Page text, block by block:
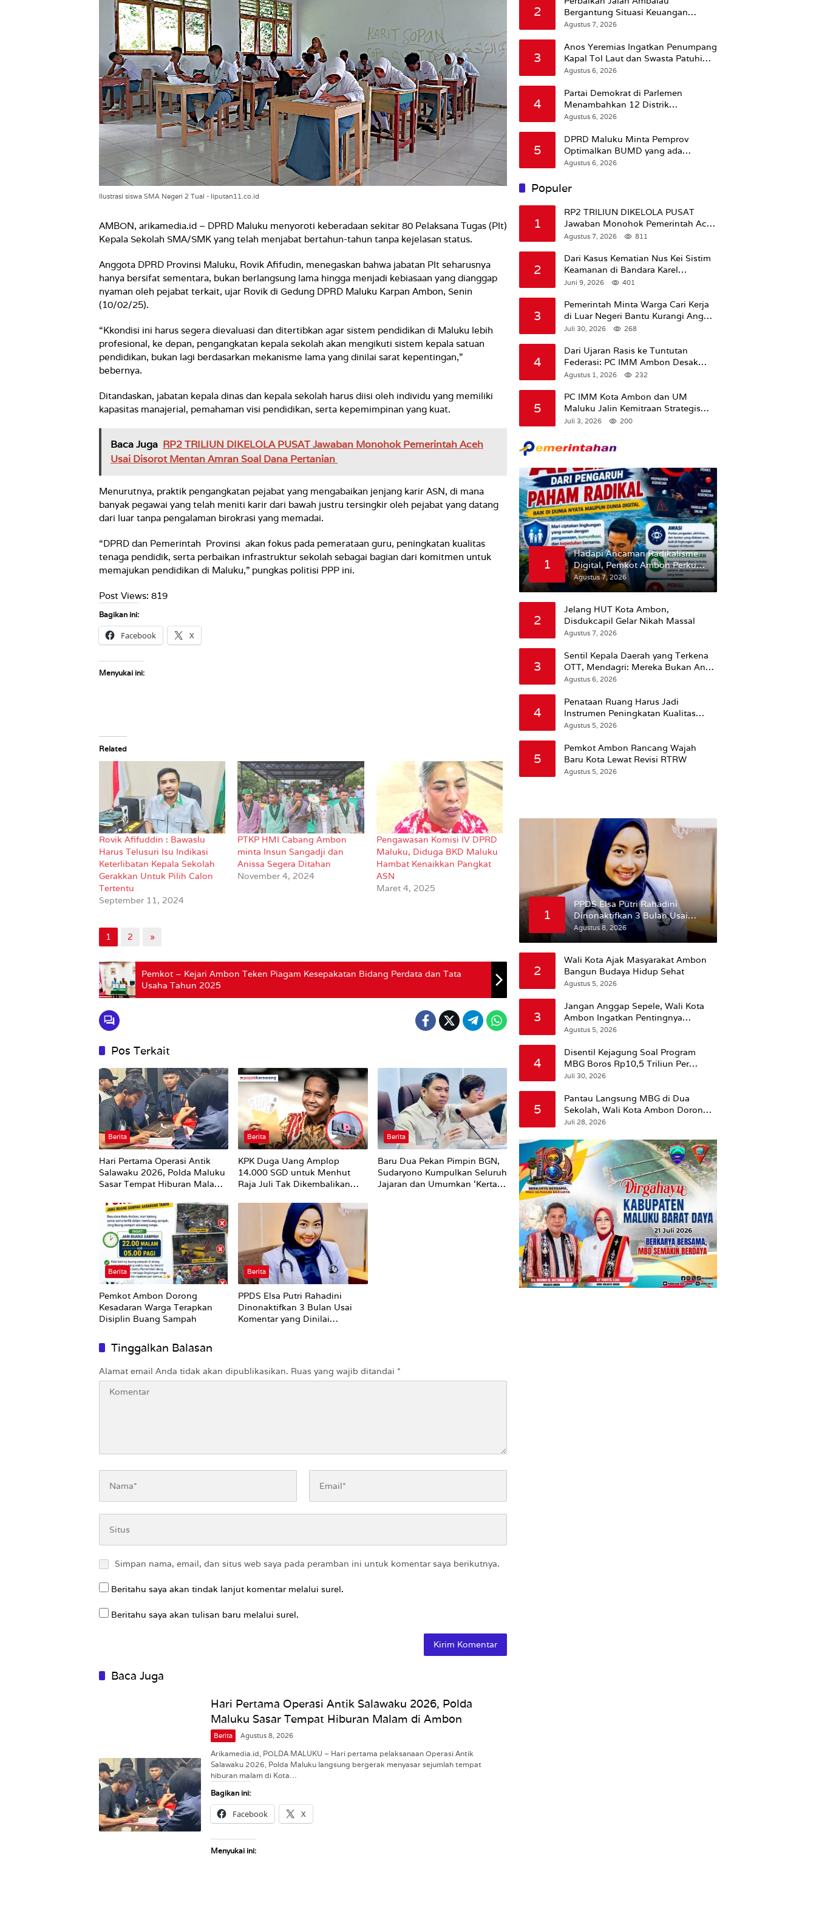
Ilustrasi siswa SMA Negeri 2 Tual - liputan11.co.id
AMBON, arikamedia.id – DPRD Maluku menyoroti keberadaan sekitar 80 Pelaksana Tugas (Plt)
Kepala Sekolah SMA/SMK yang telah menjabat bertahun-tahun tanpa kejelasan status.
Anggota DPRD Provinsi Maluku, Rovik Afifudin, menegaskan bahwa jabatan Plt seharusnya
hanya bersifat sementara, bukan berlangsung lama hingga menjadi kebiasaan yang dianggap
nyaman oleh pejabat terkait, ujar Rovik di Gedung DPRD Maluku Karpan Ambon, Senin
(10/02/25).
“Kkondisi ini harus segera dievaluasi dan ditertibkan agar sistem pendidikan di Maluku lebih
profesional, ke depan, pengangkatan kepala sekolah akan mengikuti sistem kepala satuan
pendidikan, bukan lagi berdasarkan mekanisme lama yang dinilai sarat kepentingan,”
bebernya.
Ditandaskan, jabatan kepala dinas dan kepala sekolah harus diisi oleh individu yang memiliki
kapasitas manajerial, pemahaman visi pendidikan, serta kepemimpinan yang kuat.
Baca Juga RP2 TRILIUN DIKELOLA PUSAT Jawaban Monohok Pemerintah Aceh
Usai Disorot Mentan Amran Soal Dana Pertanian
Menurutnya, praktik pengangkatan pejabat yang mengabaikan jenjang karir ASN, di mana
banyak pegawai yang telah meniti karir dari bawah justru tersingkir oleh pejabat yang datang
dari luar tanpa pengalaman birokrasi yang memadai.
“DPRD dan Pemerintah Provinsi akan fokus pada pemerataan guru, peningkatan kualitas
tenaga pendidik, serta perbaikan infrastruktur sekolah sebagai bagian dari komitmen untuk
memajukan pendidikan di Maluku,” pungkas politisi PPP ini.
Post Views: 819
Bagikan ini:
Facebook X
Menyukai ini:
Related
Rovik Afifuddin : Bawaslu
Harus Telusuri Isu Indikasi
Keterlibatan Kepala Sekolah
Gerakkan Untuk Pilih Calon
Tertentu
September 11, 2024
PTKP HMI Cabang Ambon
minta Insun Sangadji dan
Anissa Segera Ditahan
November 4, 2024
Pengawasan Komisi IV DPRD
Maluku, Diduga BKD Maluku
Hambat Kenaikkan Pangkat
ASN
Maret 4, 2025
1 2 »
Pemkot – Kejari Ambon Teken Piagam Kesepakatan Bidang Perdata dan Tata
Usaha Tahun 2025
Pos Terkait
Berita
Hari Pertama Operasi Antik
Salawaku 2026, Polda Maluku
Sasar Tempat Hiburan Malam
Berita
KPK Duga Uang Amplop
14.000 SGD untuk Menhut
Raja Juli Tak Dikembalikan
Berita
Baru Dua Pekan Pimpin BGN,
Sudaryono Kumpulkan Seluruh
Jajaran dan Umumkan ‘Kertas
Berita
Pemkot Ambon Dorong
Kesadaran Warga Terapkan
Disiplin Buang Sampah
Berita
PPDS Elsa Putri Rahadini
Dinonaktifkan 3 Bulan Usai
Komentar yang Dinilai
Tinggalkan Balasan
Alamat email Anda tidak akan dipublikasikan. Ruas yang wajib ditandai *
Simpan nama, email, dan situs web saya pada peramban ini untuk komentar saya berikutnya.
Beritahu saya akan tindak lanjut komentar melalui surel.
Beritahu saya akan tulisan baru melalui surel.
Baca Juga
Hari Pertama Operasi Antik Salawaku 2026, Polda
Maluku Sasar Tempat Hiburan Malam di Ambon
Berita Agustus 8, 2026
Arikamedia.id, POLDA MALUKU – Hari pertama pelaksanaan Operasi Antik
Salawaku 2026, Polda Maluku langsung bergerak menyasar sejumlah tempat
hiburan malam di Kota…
Bagikan ini:
Facebook X
Menyukai ini:
2
Bergantung Situasi Keuangan
Pemprov Maluku
Agustus 7, 2026
3
Anos Yeremias Ingatkan Penumpang
Kapal Tol Laut dan Swasta Patuhi
Peringatan BMKG
Agustus 6, 2026
4
Partai Demokrat di Parlemen
Menambahkan 12 Distrik
Pendukung Trump
Agustus 6, 2026
5
DPRD Maluku Minta Pemprov
Optimalkan BUMD yang ada
Ketimbang Menambah Baru
Agustus 6, 2026
Populer
1
RP2 TRILIUN DIKELOLA PUSAT
Jawaban Monohok Pemerintah Aceh
Usai Disorot Mentan Amran Soal
Agustus 7, 2026 811
2
Dari Kasus Kematian Nus Kei Sistim
Keamanan di Bandara Karel
Sadsuitubun Langgur
Juni 9, 2026 401
3
Pemerintah Minta Warga Cari Kerja
di Luar Negeri Bantu Kurangi Angka
Pengangguran
Juli 30, 2026 268
4
Dari Ujaran Rasis ke Tuntutan
Federasi: PC IMM Ambon Desak
Klarifikasi Presiden dan Imbau
Putih Di Maluku.
Agustus 1, 2026 232
5
PC IMM Kota Ambon dan UM
Maluku Jalin Kemitraan Strategis
untuk Cetak Kader Pencerah Bangsa
Kampus”
Juli 3, 2026 200
1
Hadapi Ancaman Radikalisme
Digital, Pemkot Ambon Perkuat
Peran Keluarga
Agustus 7, 2026
2
Jelang HUT Kota Ambon,
Disdukcapil Gelar Nikah Massal
Agustus 7, 2026
3
Sentil Kepala Daerah yang Terkena
OTT, Mendagri: Mereka Bukan Anak
Kemarin Sore
Agustus 6, 2026
4
Penataan Ruang Harus Jadi
Instrumen Peningkatan Kualitas
Hidup Masyarakat, Wattimena:
Susun RDTR Sebagai Dasar Hukum
Agustus 5, 2026
5
Pemkot Ambon Rancang Wajah
Baru Kota Lewat Revisi RTRW
Agustus 5, 2026
1
PPDS Elsa Putri Rahadini
Dinonaktifkan 3 Bulan Usai
Komentar yang Dinilai
Nirempati ke Pasien BPJS
Agustus 8, 2026
2
Wali Kota Ajak Masyarakat Ambon
Bangun Budaya Hidup Sehat
Agustus 5, 2026
3
Jangan Anggap Sepele, Wali Kota
Ambon Ingatkan Pentingnya
Perencanaan Kesehatan
Agustus 5, 2026
4
Disentil Kejagung Soal Program
MBG Boros Rp10,5 Triliun Per
Tahun, Kepala BGN Sudaryono Beri
Juli 30, 2026
5
Pantau Langsung MBG di Dua
Sekolah, Wali Kota Ambon Dorong
Pemerataan Hingga Wilayah
Juli 28, 2026